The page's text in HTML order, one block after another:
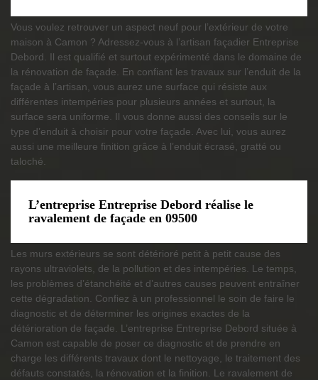
Vous voulez retrouver un aspect neuf pour l’extérieur de votre
maison à Camon ? Adressez-vous à l’artisan façadier Entreprise
Debord. Il est qualifié et surtout expérimenté dans le domaine de
la rénovation de façade. En confiant les travaux sur l’enduit de la
façade à l’artisan, vous aurez une surface qui résiste aux
différentes intempéries pour plusieurs années et surtout, la
surface sera uniforme. Il vous donne aussi des conseils sur le
type d’enduit à choisir pour votre façade. Avec lui, vous aurez
aussi une meilleure finition grâce à l’enduit écrasé, gratté ou
taloché.
L’entreprise Entreprise Debord réalise le
ravalement de façade en 09500
Les murs extérieurs se sont détérioré petit à petit cause des
rayons ultraviolets, de la pollution et des intempéries. Le temps,
les problèmes d’étanchéité et d’autres causes peuvent entraîner
cette dégradation. Confiez à un professionnel le soin de faire le
diagnostic et de déterminer les origines exactes de la
détérioration de façade. L’entreprise Entreprise Debord située à
Camon est capable de poser ce diagnostic et de prendre en
charge les différents travaux dont le nettoyage, le traitement des
défauts constatés, la rénovation et la finition. Le ravalement de